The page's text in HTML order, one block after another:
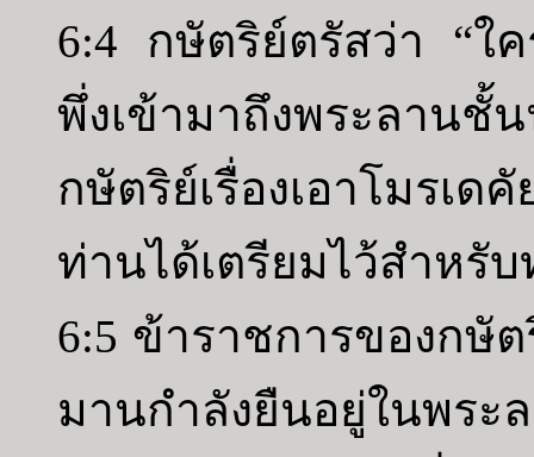
6:4 กษัตริย์ตรัสว่า “ใ
พึ่งเข้ามาถึงพระลานชั้
กษัตริย์เรื่องเอาโมรเด
ท่านได้เตรียมไว้สำหรั
6:5 ข้าราชการของกษั
มานกำลังยืนอยู่ในพระ